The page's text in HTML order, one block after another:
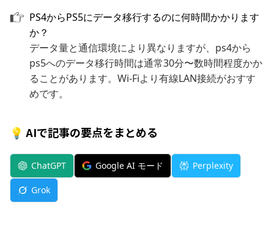
PS4からPS5にデータ移行するのに何時間かかります
か？
データ量と通信環境により異なりますが、ps4から
ps5へのデータ移行時間は通常30分〜数時間程度かか
ることがあります。Wi-Fiより有線LAN接続がおすす
めです。
💡 AIで記事の要点をまとめる
ChatGPT Google AI モード Perplexity
Grok